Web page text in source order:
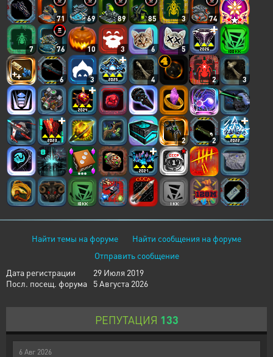
71 69 89 85 3 74
7 76 10 3 6 5
6 3 4 2 3
2 2
Найти темы на форуме
Найти сообщения на форуме
Отправить сообщение
Дата регистрации
29 Июля 2019
Посл. посещ. форума
5 Августа 2026
РЕПУТАЦИЯ 133
6 Авг 2026